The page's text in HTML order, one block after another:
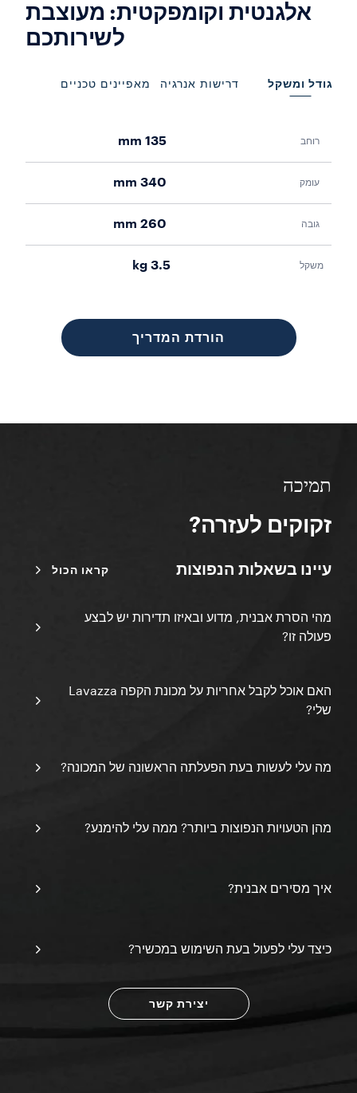
אלגנטית וקומפקטית: מעוצבת
לשירותכם
גודל ומשקל דרישות אנרגיה מאפיינים טכניים
רוחב 135 mm
עומק 340 mm
גובה 260 mm
משקל 3.5 kg
הורדת המדריך
תמיכה
זקוקים לעזרה?
עיינו בשאלות הנפוצות קראו הכול
מהי הסרת אבנית, מדוע ובאיזו תדירות יש לבצע
פעולה זו?
האם אוכל לקבל אחריות על מכונת הקפה Lavazza
שלי?
מה עלי לעשות בעת הפעלתה הראשונה של המכונה?
מהן הטעויות הנפוצות ביותר? ממה עלי להימנע?
איך מסירים אבנית?
כיצד עלי לפעול בעת השימוש במכשיר?
יצירת קשר